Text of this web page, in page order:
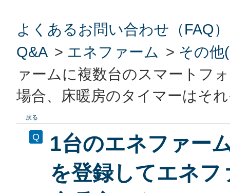
よくあるお問い合わせ（FAQ）
Q&A > エネファーム > その他
ァームに複数台のスマートフ
場合、床暖房のタイマーはそ
戻る
1台のエネファー
を登録してエネ